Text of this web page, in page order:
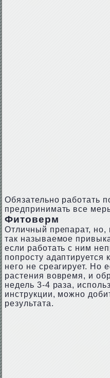
Обязательно работать
предпринимать все
Фитоверм
Отличный препарат,
так называемое
если работать с ним
попросту адаптируется
него не среагирует. Но
растения вовремя, и
недель 3-4 раза,
инструкции, можно
результата.